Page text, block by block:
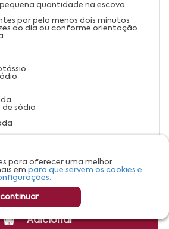
Adicionar
quantidade na escova
por pelo menos dois minutos
ao dia ou conforme orientação
de sódio
alcance de crianças
para oferecer uma melhor
em para que servem os cookies e
Aceitar e continuar